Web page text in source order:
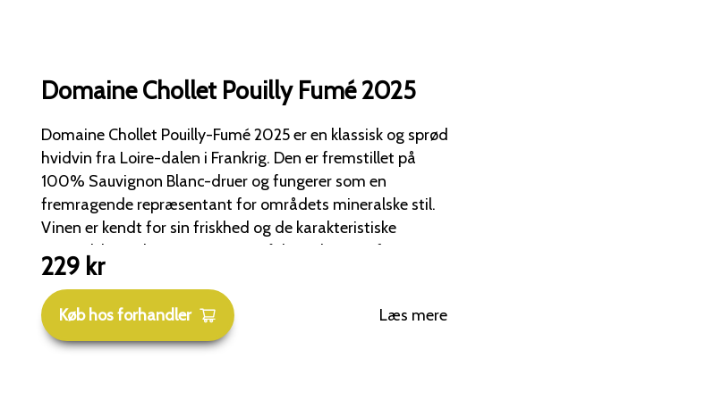
Domaine Chollet Pouilly Fumé 2025
Domaine Chollet Pouilly-Fumé 2025 er en klassisk og sprød
hvidvin fra Loire-dalen i Frankrig. Den er fremstillet på
100% Sauvignon Blanc-druer og fungerer som en
fremragende repræsentant for områdets mineralske stil.
Vinen er kendt for sin friskhed og de karakteristiske
mineralske undertoner, som området er berømt for.
Farve: Lys gylden med strålende reflekser. Duft: Intens og
aromatisk med noter af hvide blomster, citrusfrugter (især
lime og grapefrugt) samt eksotiske strejf af passionsfrugt.
Man finder ofte også det klassiske "flintede" (røgede)
229 kr
Køb hos forhandler Læs mere